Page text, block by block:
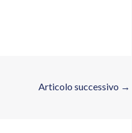
Articolo successivo →